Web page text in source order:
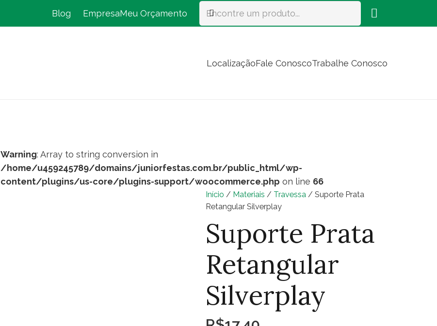
Blog EmpresaMeu Orçamento
LocalizaçãoFale ConoscoTrabalhe Conosco
Warning: Array to string conversion in
/home/u459245789/domains/juniorfestas.com.br/public_html/wp-
content/plugins/us-core/plugins-support/woocommerce.php on line 66
Início / Materiais / Travessa/ Suporte Prata
Retangular Silverplay
Suporte Prata
Retangular
Silverplay